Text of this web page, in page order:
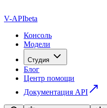
V-APIbeta
Консоль
Модели
Студия
Блог
Центр помощи
Документация API